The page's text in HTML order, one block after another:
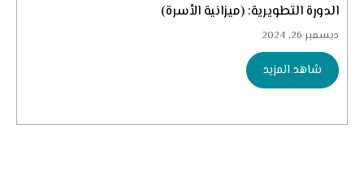
الدورة التطويرية: (ميزانية الأسرة)
ديسمبر 26, 2024
شاهد المزيد